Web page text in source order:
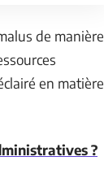
de manière
en matière
?